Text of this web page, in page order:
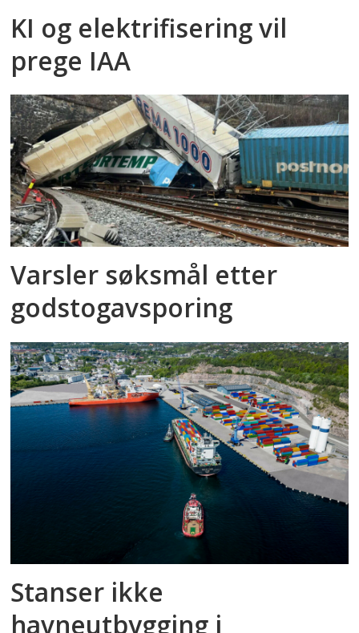
KI og elektrifisering vil
prege IAA
Varsler søksmål etter
godstog­avsporing
Stanser ikke
havneutbygging i